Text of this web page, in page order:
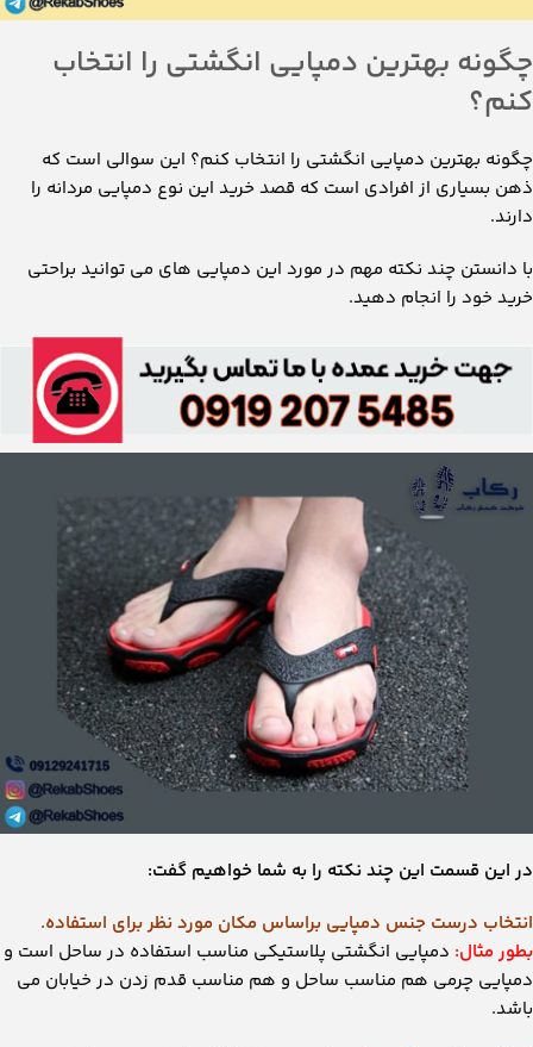
چگونه بهترین دمپایی انگشتی را انتخاب
کنم؟
چگونه بهترین دمپایی انگشتی را انتخاب کنم؟ این سوالی است که
ذهن بسیاری از افرادی است که قصد خرید این نوع دمپایی مردانه را
دارند.
با دانستن چند نکته مهم در مورد این دمپایی های می توانید براحتی
خرید خود را انجام دهید.
در این قسمت این چند نکته را به شما خواهیم گفت:
انتخاب درست جنس دمپایی براساس مکان مورد نظر برای استفاده.
بطور مثال: دمپایی انگشتی پلاستیکی مناسب استفاده در ساحل است و
دمپایی چرمی هم مناسب ساحل و هم مناسب قدم زدن در خیابان می
باشد.